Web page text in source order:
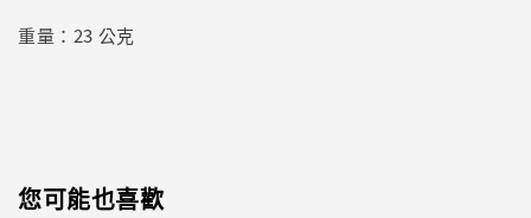
重量：23 公克
您可能也喜歡